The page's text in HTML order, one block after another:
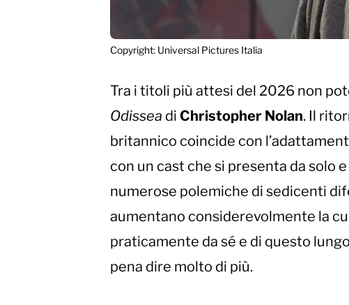
Copyright: Universal Pictures Italia
Tra i titoli più attesi del 2026 non
Odissea di Christopher Nolan. Il
britannico coincide con
con un cast che si presenta da solo
numerose polemiche di sedicenti
aumentano considerevolmente la
praticamente da sé e di questo
pena dire molto di più.